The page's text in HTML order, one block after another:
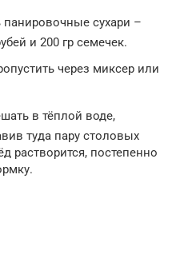
панировочные сухари –
и 200 гр семечек.
через миксер или
в тёплой воде,
туда пару столовых
растворится, постепенно